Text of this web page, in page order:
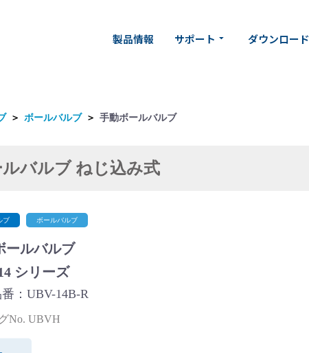
製品情報 サポート arrow_drop_down ダウンロード
＞ ボールバルブ ＞ 手動ボールバルブ
バルブ ねじ込み式
ブ ボールバルブ
ールバルブ
シリーズ
：UBV-14B-R
No. UBVH